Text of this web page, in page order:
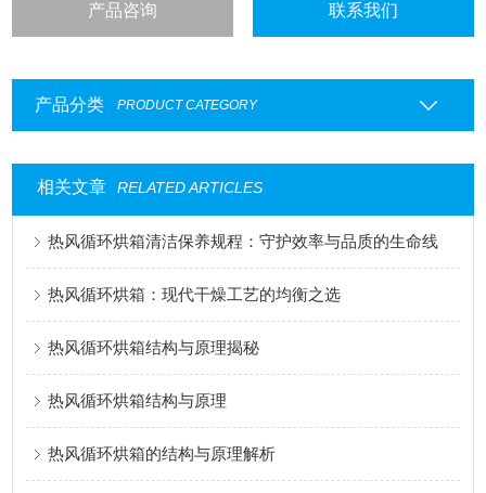
产品咨询 联系我们
产品分类 PRODUCT CATEGORY
相关文章 RELATED ARTICLES
热风循环烘箱清洁保养规程：守护效率与品质的生命线
热风循环烘箱：现代干燥工艺的均衡之选
热风循环烘箱结构与原理揭秘​
热风循环烘箱结构与原理
热风循环烘箱的结构与原理解析